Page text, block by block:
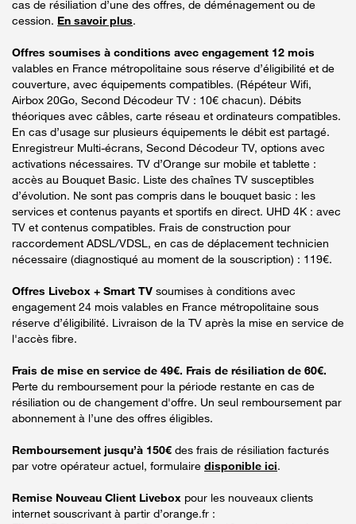
cas de résiliation d’une des offres, de déménagement ou de
cession. En savoir plus.
Offres soumises à conditions avec engagement 12 mois
valables en France métropolitaine sous réserve d’éligibilité et de
couverture, avec équipements compatibles. (Répéteur Wifi,
Airbox 20Go, Second Décodeur TV : 10€ chacun). Débits
théoriques avec câbles, carte réseau et ordinateurs compatibles.
En cas d’usage sur plusieurs équipements le débit est partagé.
Enregistreur Multi-écrans, Second Décodeur TV, options avec
activations nécessaires. TV d’Orange sur mobile et tablette :
accès au Bouquet Basic. Liste des chaînes TV susceptibles
d’évolution. Ne sont pas compris dans le bouquet basic : les
services et contenus payants et sportifs en direct. UHD 4K : avec
TV et contenus compatibles. Frais de construction pour
raccordement ADSL/VDSL, en cas de déplacement technicien
nécessaire (diagnostiqué au moment de la souscription) : 119€.
Offres Livebox + Smart TV soumises à conditions avec
engagement 24 mois valables en France métropolitaine sous
réserve d’éligibilité. Livraison de la TV après la mise en service de
l'accès fibre.
Frais de mise en service de 49€. Frais de résiliation de 60€.
Perte du remboursement pour la période restante en cas de
résiliation ou de changement d'offre. Un seul remboursement par
abonnement à l’une des offres éligibles.
Remboursement jusqu’à 150€ des frais de résiliation facturés
par votre opérateur actuel, formulaire disponible ici.
Remise Nouveau Client Livebox pour les nouveaux clients
internet souscrivant à partir d’orange.fr :